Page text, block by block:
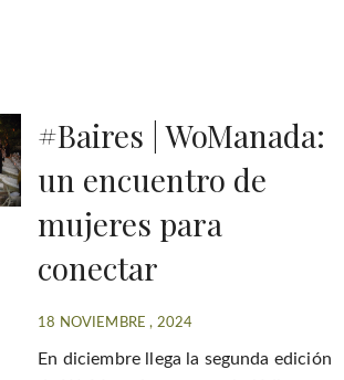
#Baires | WoManada:
un encuentro de
mujeres para
conectar
18 NOVIEMBRE , 2024
En diciembre llega la segunda edición